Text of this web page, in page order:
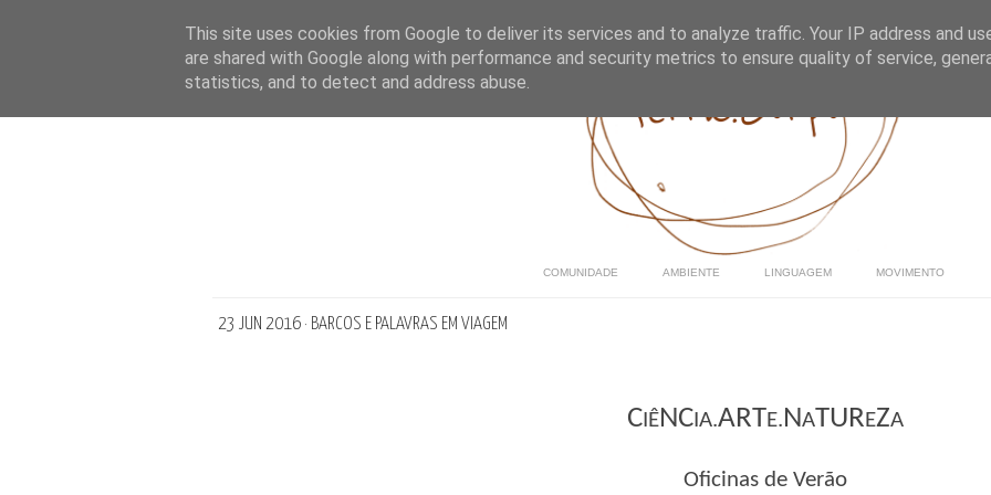
COMUNIDADE AMBIENTE LINGUAGEM MOVIMENTO
23 JUN 2016 · BARCOS E PALAVRAS EM VIAGEM
C IÊNC IA.ARTE.NATUREZA
Oficinas de Verão
This site uses cookies from Google to deliver its services and to analyze traffic. Your IP address and
are shared with Google along with performance and security metrics to ensure quality of service,
statistics, and to detect and address abuse.